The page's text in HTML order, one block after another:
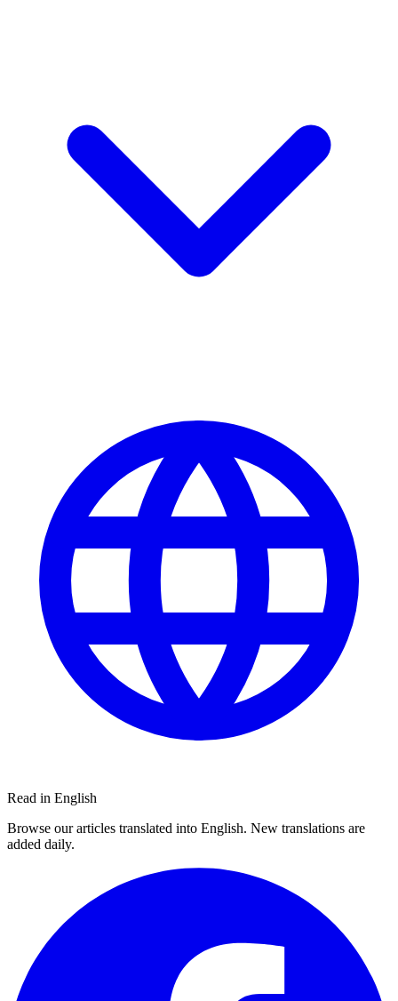
Read in English
Browse our articles translated into English. New translations are
added daily.